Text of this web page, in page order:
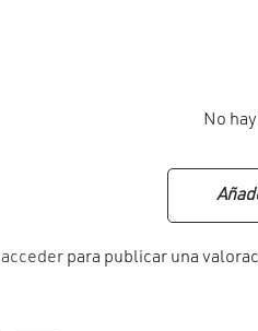
No
acceder para publicar una